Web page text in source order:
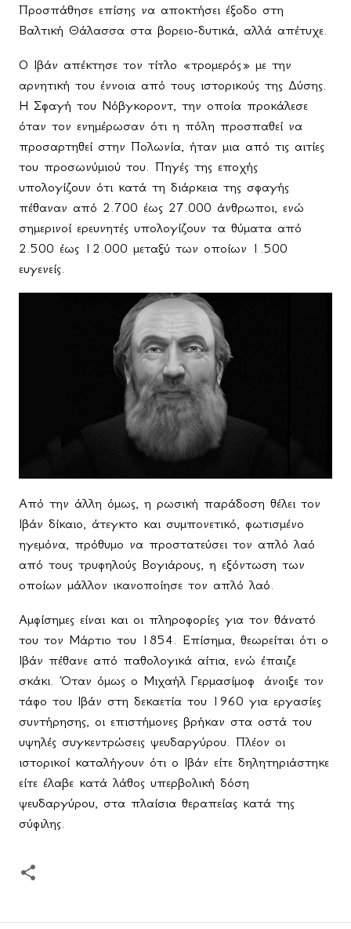
Προσπάθησε επίσης να αποκτήσει έξοδο στη
Βαλτική Θάλασσα στα βορειο-δυτικά, αλλά απέτυχε.
Ο Ιβάν απέκτησε τον τίτλο «τρομερός» με την
αρνητική του έννοια από τους ιστορικούς της Δύσης.
Η Σφαγή του Νόβγκοροντ, την οποία προκάλεσε
όταν τον ενημέρωσαν ότι η πόλη προσπαθεί να
προσαρτηθεί στην Πολωνία, ήταν μια από τις αιτίες
του προσωνύμιού του. Πηγές της εποχής
υπολογίζουν ότι κατά τη διάρκεια της σφαγής
πέθαναν από 2.700 έως 27.000 άνθρωποι, ενώ
σημερινοί ερευνητές υπολογίζουν τα θύματα από
2.500 έως 12.000 μεταξύ των οποίων 1.500
ευγενείς.
Από την άλλη όμως, η ρωσική παράδοση θέλει τον
Ιβάν δίκαιο, άτεγκτο και συμπονετικό, φωτισμένο
ηγεμόνα, πρόθυμο να προστατεύσει τον απλό λαό
από τους τρυφηλούς Βογιάρους, η εξόντωση των
οποίων μάλλον ικανοποίησε τον απλό λαό.
Αμφίσημες είναι και οι πληροφορίες για τον θάνατό
του τον Μάρτιο του 1854. Επίσημα, θεωρείται ότι ο
Ιβάν πέθανε από παθολογικά αίτια, ενώ έπαιζε
σκάκι. Όταν όμως ο Μιχαήλ Γερμασίμοφ
άνοιξε τον
τάφο του Ιβάν στη δεκαετία του 1960 για εργασίες
συντήρησης, οι επιστήμονες βρήκαν στα οστά του
υψηλές συγκεντρώσεις ψευδαργύρου. Πλέον οι
ιστορικοί καταλήγουν ότι ο Ιβάν είτε δηλητηριάστηκε
είτε έλαβε κατά λάθος υπερβολική δόση
ψευδαργύρου, στα πλαίσια θεραπείας κατά της
σύφιλης.